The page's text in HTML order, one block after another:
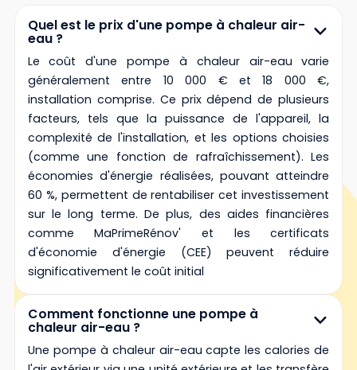
Quel est le prix d'une pompe à chaleur air-
eau ?
Le coût d'une pompe à chaleur air-eau varie
généralement entre 10 000 € et 18 000 €,
installation comprise. Ce prix dépend de plusieurs
facteurs, tels que la puissance de l'appareil, la
complexité de l'installation, et les options choisies
(comme une fonction de rafraîchissement). Les
économies d'énergie réalisées, pouvant atteindre
60 %, permettent de rentabiliser cet investissement
sur le long terme. De plus, des aides financières
comme MaPrimeRénov' et les certificats
d'économie d'énergie (CEE) peuvent réduire
significativement le coût initial
Comment fonctionne une pompe à
chaleur air-eau ?
Une pompe à chaleur air-eau capte les calories de